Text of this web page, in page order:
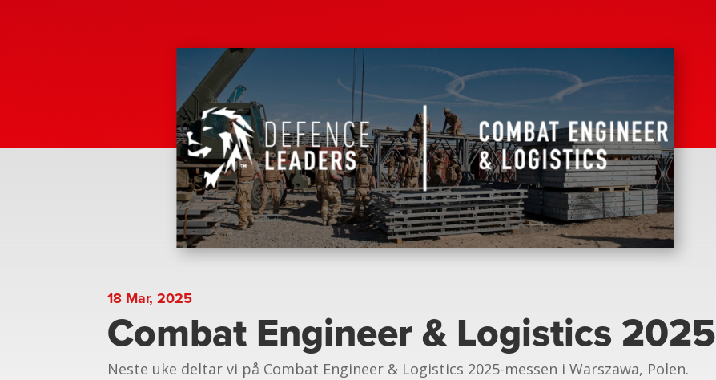
18 Mar, 2025
Combat Engineer & Logistics 2025
Neste uke deltar vi på Combat Engineer & Logistics 2025-messen i Warszawa, Polen.